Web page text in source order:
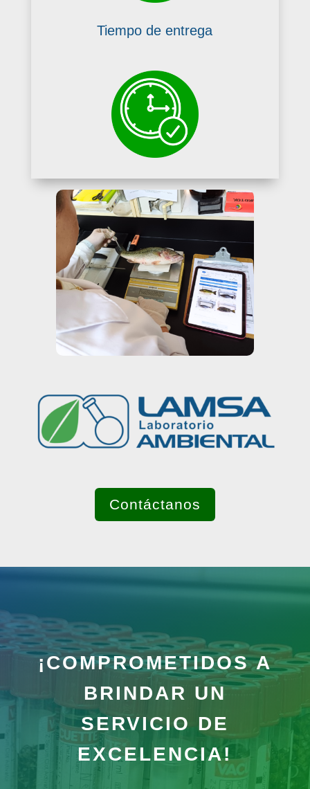
Tiempo de entrega
Contáctanos
¡COMPROMETIDOS A
BRINDAR UN
SERVICIO DE
EXCELENCIA!